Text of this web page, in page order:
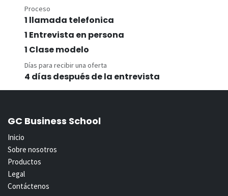
Proceso
1 llamada telefonica
1 Entrevista en persona
1 Clase modelo
Días para recibir una oferta
4 días después de la entrevista
GC Business School
Inicio
Sobre nosotros
Productos
Legal
Contáctenos